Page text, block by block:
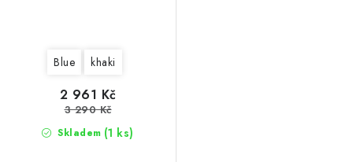
Blue khaki
Skladem (1 ks)
2 961 Kč
3 290 Kč